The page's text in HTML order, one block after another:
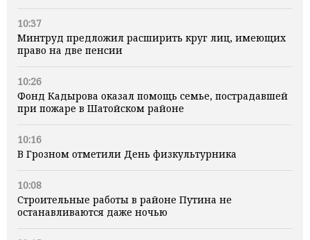
10:37
Минтруд предложил расширить круг лиц, имеющих
право на две пенсии
10:26
Фонд Кадырова оказал помощь семье, пострадавшей
при пожаре в Шатойском районе
10:16
В Грозном отметили День физкультурника
10:08
Строительные работы в районе Путина не
останавливаются даже ночью